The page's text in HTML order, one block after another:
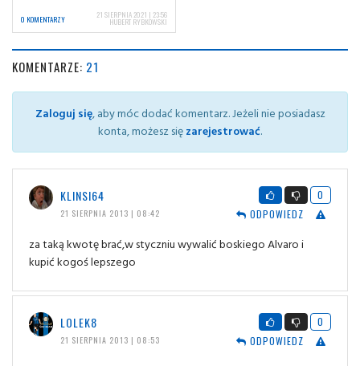
0 KOMENTARZY 21 SIERPNIA 2021 | 23:56
HUBERT RYBKOWSKI
KOMENTARZE: 21
Zaloguj się, aby móc dodać komentarz. Jeżeli nie posiadasz
konta, możesz sięzarejestrować.
KLINSI64
21 SIERPNIA 2013 | 08:42
0
ODPOWIEDZ
za taką kwotę brać,w styczniu wywalić boskiego Alvaro i
kupić kogoś lepszego
LOLEK8
21 SIERPNIA 2013 | 08:53
0
ODPOWIEDZ